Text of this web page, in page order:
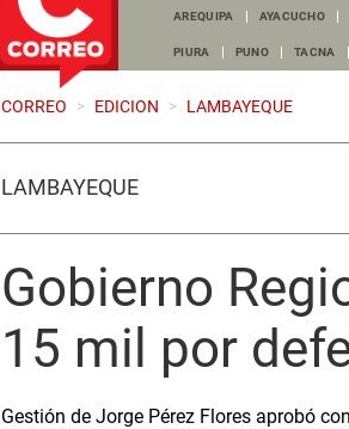
AREQUIPA AYACUCHO
PIURA PUNO TACNA
CORREO > EDICION > LAMBAYEQUE
LAMBAYEQUE
Gobierno
15 mil por
Gestión de Jorge Pérez Flores aprobó